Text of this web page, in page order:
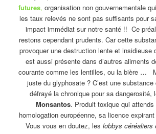
futures, organisation non gouvernementale
les taux relevés ne sont pas suffisants pour
impact immédiat sur notre santé !! Ce
restons cependant prudents. Car cette
provoquer une destruction lente et insidieuse
est aussi présente dans d’autres aliments
courante comme les lentilles, ou la bière …
juste du glyphosate ? C’est une
défrayé la chronique pour sa dangerosité,
Monsantos. Produit toxique qui
homologation européenne, sa licence
Vous vous en doutez, les lobbys céréaliers